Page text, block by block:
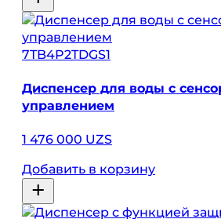
7TB4P2TDGS1
Диспенсер для воды с
управлением
1 476 000 UZS
Добавить в корзину